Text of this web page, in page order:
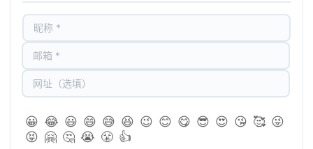
😀 😂 😃 😄 😅 😆 😉 😊 😋 😎 😍 😘 🥰 😜
😝 🤗 🤔 😭 😤 👍